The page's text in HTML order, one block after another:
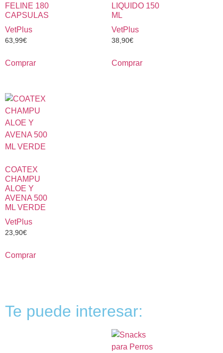
FELINE 180
CAPSULAS
VetPlus
63,99€
Comprar
LIQUIDO 150
ML
VetPlus
38,90€
Comprar
COATEX
CHAMPU
ALOE Y
AVENA 500
ML VERDE
VetPlus
23,90€
Comprar
Te puede interesar: